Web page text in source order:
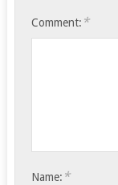
Comment: *
Name: *